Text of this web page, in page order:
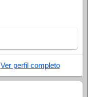
Ver perfil completo